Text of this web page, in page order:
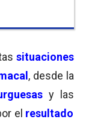
situaciones
, desde la
y las
el resultado